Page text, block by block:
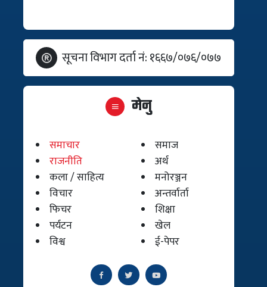
सूचना विभाग दर्ता नं: १६६७/०७६/०७७
मेनु
समाचार
समाज
राजनीति
अर्थ
कला / साहित्य
मनोरञ्जन
विचार
अन्तर्वार्ता
फिचर
शिक्षा
पर्यटन
खेल
विश्व
ई-पेपर